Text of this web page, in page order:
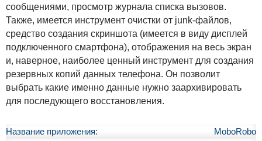
сообщениями, просмотр журнала списка вызовов.
Также, имеется инструмент очистки от junk-файлов,
средство создания скриншота (имеется в виду дисплей
подключенного смартфона), отображения на весь экран
и, наверное, наиболее ценный инструмент для создания
резервных копий данных телефона. Он позволит
выбрать какие именно данные нужно заархивировать
для последующего восстановления.
Название приложения:
MoboRobo